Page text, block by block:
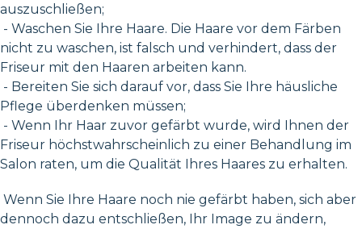
auszuschließen;
- Waschen Sie Ihre Haare. Die Haare vor dem Färben
nicht zu waschen, ist falsch und verhindert, dass der
Friseur mit den Haaren arbeiten kann.
- Bereiten Sie sich darauf vor, dass Sie Ihre häusliche
Pflege überdenken müssen;
- Wenn Ihr Haar zuvor gefärbt wurde, wird Ihnen der
Friseur höchstwahrscheinlich zu einer Behandlung im
Salon raten, um die Qualität Ihres Haares zu erhalten.
Wenn Sie Ihre Haare noch nie gefärbt haben, sich aber
dennoch dazu entschließen, Ihr Image zu ändern,